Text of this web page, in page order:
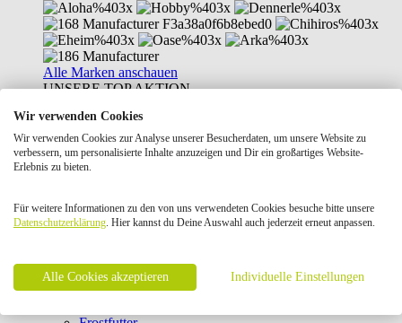
Alle Marken anschauen
UNSERE TOP AKTION
Terraristik
close
Terrarientierfutter
Einrichtung & Pflege
Bücher Terraristik
Hauptfutter
Wir verwenden Cookies
Wir verwenden Cookies zur Analyse unserer Besucherdaten, um unsere Website zu
verbessern, um personalisierte Inhalte anzuzeigen und Dir ein großartiges Website-
Erlebnis zu bieten.
Für weitere Informationen zu den von uns verwendeten Cookies besuche bitte unsere
Datenschutzerklärung. Hier kannst du Deine Auswahl auch jederzeit erneut anpassen.
Alle Cookies akzeptieren Individuelle Einstellungen